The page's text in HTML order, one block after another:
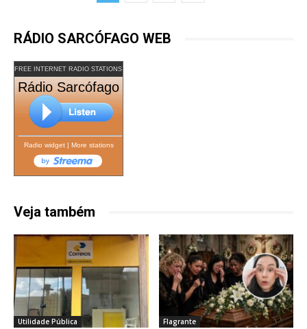
RÁDIO SARCÓFAGO WEB
FREE INTERNET RADIO STATIONS
Rádio Sarcófago
Radio widget| More stations
Veja também
Utilidade Pública Flagrante